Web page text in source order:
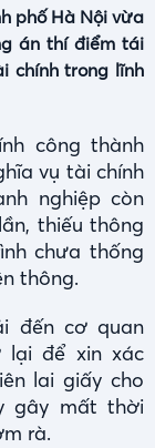
phố Hà Nội vừa
án thí điểm tái
chính trong lĩnh
công thành
vụ tài chính
nghiệp còn
thiếu thông
chưa thống
thông.
đến cơ quan
lại để xin xác
lai giấy cho
gây mất thời
rà.